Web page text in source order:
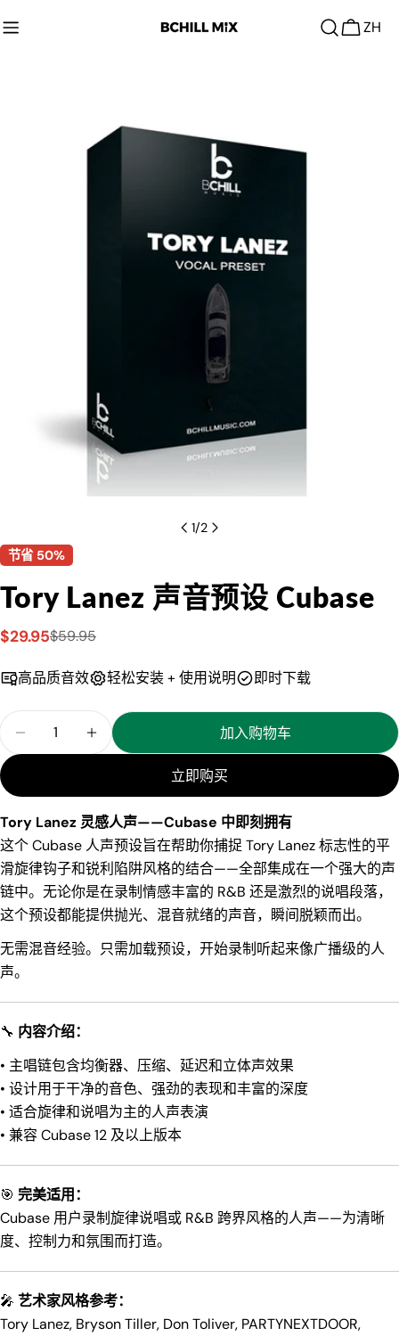
转
购
ZH
1/2
节省 50%
Tory Lanez 声音预设 Cubase
销
价
$29.95
常
价
$59.95
高品质音效 轻松安装 + 使用说明 即时下载
量
减少 Tory Lanez 声音预设 Cubase 的数量
增加 Tory Lanez 声音预设 Cubase 的数量
加入购物车
立即购买
Tory Lanez 灵感人声——Cubase 中即刻拥有
这个 Cubase 人声预设旨在帮助你捕捉 Tory Lanez 标志性的平
滑旋律钩子和锐利陷阱风格的结合——全部集成在一个强大的声
链中。无论你是在录制情感丰富的 R&B 还是激烈的说唱段落，
这个预设都能提供抛光、混音就绪的声音，瞬间脱颖而出。
无需混音经验。只需加载预设，开始录制听起来像广播级的人
声。
🔧 内容介绍：
• 主唱链包含均衡器、压缩、延迟和立体声效果
• 设计用于干净的音色、强劲的表现和丰富的深度
• 适合旋律和说唱为主的人声表演
• 兼容 Cubase 12 及以上版本
🎯 完美适用：
Cubase 用户录制旋律说唱或 R&B 跨界风格的人声——为清晰
度、控制力和氛围而打造。
🎤 艺术家风格参考：
Tory Lanez, Bryson Tiller, Don Toliver, PARTYNEXTDOOR,